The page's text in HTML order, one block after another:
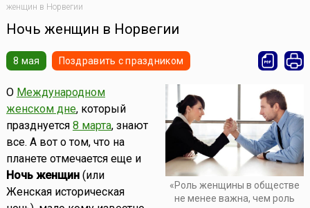
женщин в Норвегии
Ночь женщин в Норвегии
8 мая Поздравить с праздником
«Роль женщины в обществе
не менее важна, чем роль
О Международном
женском дне, который
празднуется 8 марта, знают
все. А вот о том, что на
планете отмечается еще и
Ночь женщин(или
Женская историческая